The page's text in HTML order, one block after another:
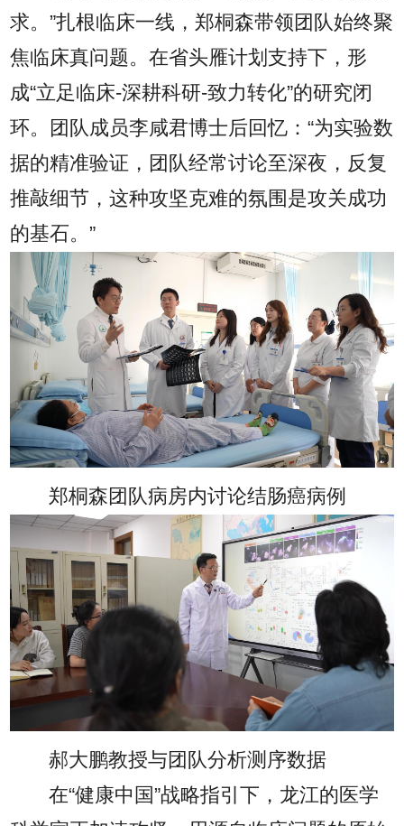
求。”扎根临床一线，郑桐森带领团队始终聚
焦临床真问题。在省头雁计划支持下，形
成“立足临床-深耕科研-致力转化”的研究闭
环。团队成员李咸君博士后回忆：“为实验数
据的精准验证，团队经常讨论至深夜，反复
推敲细节，这种攻坚克难的氛围是攻关成功
的基石。”
郑桐森团队病房内讨论结肠癌病例
郝大鹏教授与团队分析测序数据
在“健康中国”战略指引下，龙江的医学